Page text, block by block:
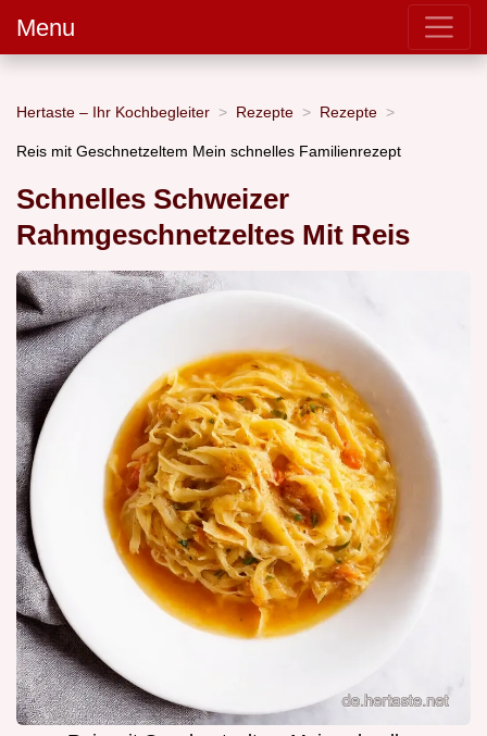
Menu
Hertaste – Ihr Kochbegleiter Rezepte Rezepte
Reis mit Geschnetzeltem Mein schnelles Familienrezept
Schnelles Schweizer
Rahmgeschnetzeltes Mit Reis